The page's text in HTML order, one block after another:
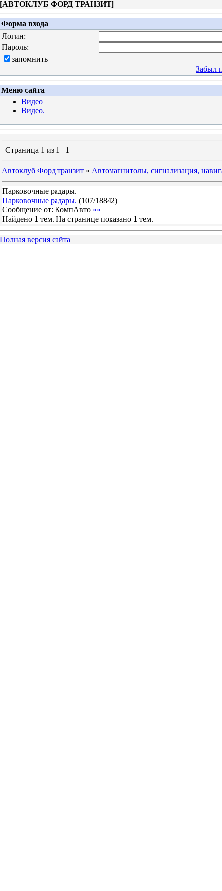
[АВТОКЛУБ ФОРД ТРАНЗИТ]
Форма входа
Логин:
Пароль:
запомнить
Забыл
Меню сайта
Видео
Видео.
Страница 1 из 1 1
Автоклуб Форд транзит » Автомагнитолы, сигнализация,
Парковочные радары.
Парковочные радары. (107/18842)
Сообщение от: КомпАвто »»
Найдено 1 тем. На странице показано 1 тем.
Полная версия сайта